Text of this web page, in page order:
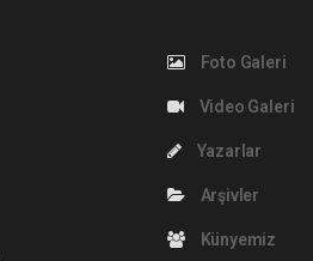
Foto Galeri
Video Galeri
Yazarlar
Arşivler
Künyemiz